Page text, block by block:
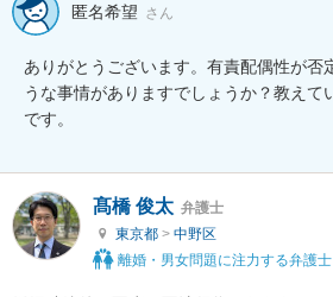
匿名希望 さん
ありがとうございます。有責配偶性が否
うな事情がありますでしょうか？教えて
です。
髙橋 俊太 弁護士
東京都 > 中野区
離婚・男女問題に注力する弁護士